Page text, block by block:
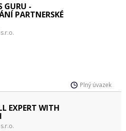
GURU -
PARTNERSKÉ
s.r.o.
Plný úvazek
EXPERT WITH
s.r.o.